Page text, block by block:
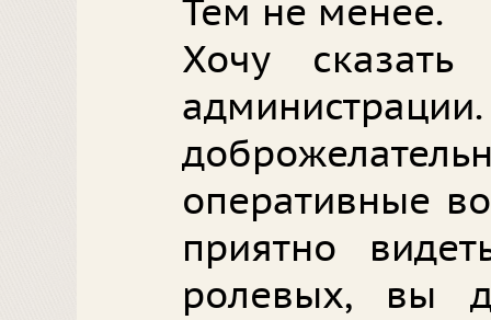
Тем не менее.
Хочу сказать
оперативные
приятно
ролевых, вы